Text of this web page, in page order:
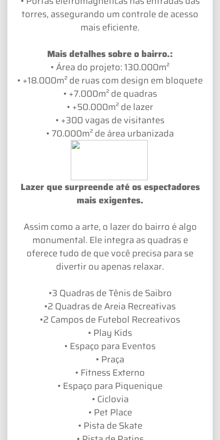
torres, assegurando um controle de acesso
mais eficiente.
Mais detalhes sobre o bairro.:
• Área do projeto: 130.000m²
• +18.000m² de ruas com design em bloquete
• +7.000m² de quadras
• +50.000m² de lazer
• +300 vagas de visitantes
• 70.000m² de área urbanizada
Lazer que surpreende até os espectadores
mais exigentes.
Assim como a arte, o lazer do bairro é algo
monumental. Ele integra as quadras e
oferece tudo de que você precisa para se
divertir ou apenas relaxar.
•3 Quadras de Tênis de Saibro
•2 Quadras de Areia Recreativas
•2 Campos de Futebol Recreativos
• Play Kids
• Espaço para Eventos
• Praça
• Fitness Externo
• Espaço para Piquenique
• Ciclovia
• Pet Place
• Pista de Skate